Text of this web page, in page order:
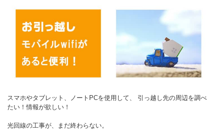
スマホやタブレット、ノートPCを使用して、 引っ越し先の周辺を調べ
たい！情報が欲しい！
光回線の工事が、まだ終わらない。